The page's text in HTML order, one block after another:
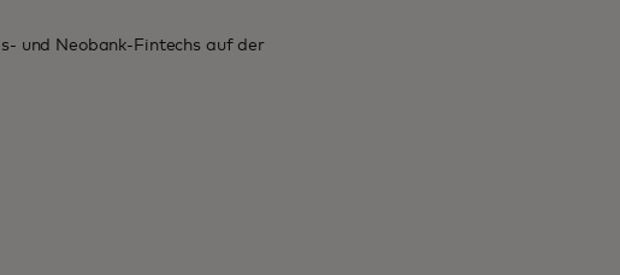
und Neobank-Fintechs auf der